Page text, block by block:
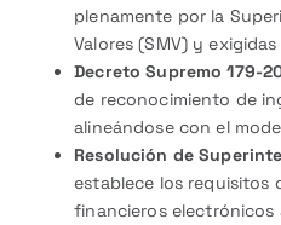
plenamente por la
Valores (SMV) y exigidas
Decreto Supremo 179-
de reconocimiento de
alineándose con el
Resolución de
establece los requisitos
financieros electrónicos